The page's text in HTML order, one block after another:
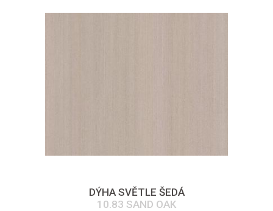
DÝHA SVĚTLE ŠEDÁ
10.83 SAND OAK